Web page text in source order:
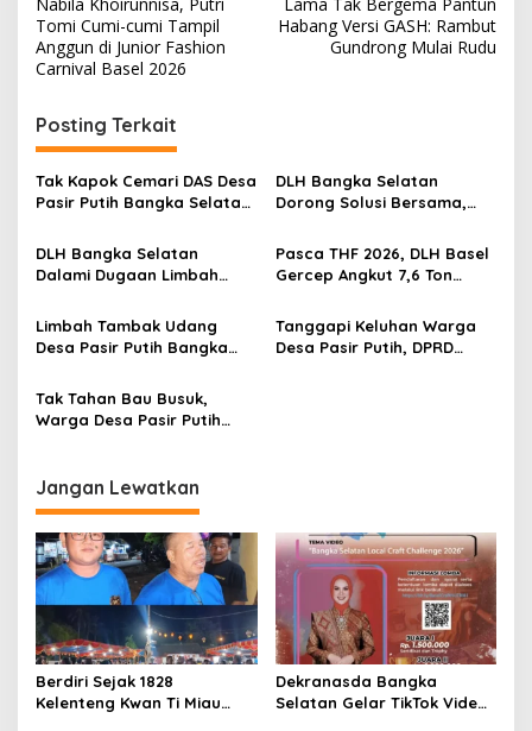
pos
Tomi Cumi-cumi Tampil
Anggun di Junior Fashion
Carnival Basel 2026
Habang Versi GASH: Rambut
Gundrong Mulai Rudu
Posting Terkait
Tak Kapok Cemari DAS Desa
Pasir Putih Bangka Selatan,
diduga Jadi Biang Keladi
DLH Bangka Selatan
Dorong Solusi Bersama,
Diminta Tambah Kolam IPAL
DLH Bangka Selatan
Dalami Dugaan Limbah
Putih Dialirkan Ke DAS
Pasca THF 2026, DLH Basel
Gercep Angkut 7,6 Ton
Dibanjiri Pengunjung dan
UMKM Raup Omzet Besa
Limbah Tambak Udang
Desa Pasir Putih Bangka
Kembali Dibuang ke (DAS),
Nelayan Merugi
Tanggapi Keluhan Warga
Desa Pasir Putih, DPRD
Tak Tahan Bau Busuk,
Warga Desa Pasir Putih
Tambak Udang ke DAS
Tanjung Krasak
Jangan Lewatkan
Berdiri Sejak 1828
Kelenteng Kwan Ti Miau
Dekranasda Bangka
Selatan Gelar TikTok Video